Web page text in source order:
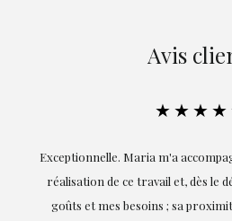
Avis
Exceptionnelle. Maria m'a
réalisation de ce travail et, dès le
goûts et mes besoins ; sa